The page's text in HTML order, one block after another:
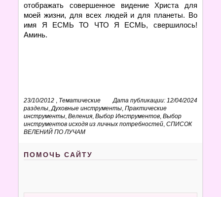
отображать совершенное видение Христа для
моей жизни, для всех людей и для планеты. Во
имя Я ЕСМЬ ТО ЧТО Я ЕСМЬ, свершилось!
Аминь.
23/10/2012 Дата публикации: 12/04/2024
Тематические
разделы ,Духовные инструменты ,Практические
инструменты ,Веления ,Выбор Инструментов ,Выбор
инструментов исходя из личных потребностей ,СПИСОК
ВЕЛЕНИЙ ПО ЛУЧАМ
ПОМОЧЬ САЙТУ